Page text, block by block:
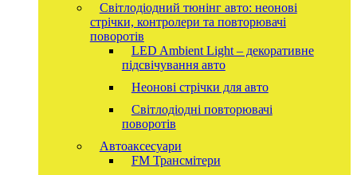
Світлодіодний тюнінг авто: неонові
стрічки, контролери та повторювачі
поворотів
LED Ambient Light – декоративне
підсвічування авто
Неонові стрічки для авто
Світлодіодні повторювачі
поворотів
Автоаксесуари
FM Трансмітери